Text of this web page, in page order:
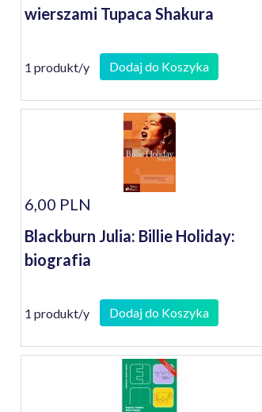
wierszami Tupaca Shakura
1 produkt/y Dodaj do Koszyka
6,00 PLN
Blackburn Julia: Billie Holiday:
biografia
1 produkt/y Dodaj do Koszyka